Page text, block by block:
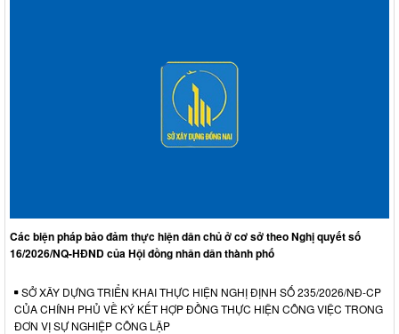
Các biện pháp bảo đảm thực hiện dân chủ ở cơ sở theo Nghị quyết số
16/2026/NQ-HĐND của Hội đồng nhân dân thành phố
SỞ XÂY DỰNG TRIỂN KHAI THỰC HIỆN NGHỊ ĐỊNH SỐ 235/2026/NĐ-CP
CỦA CHÍNH PHỦ VỀ KÝ KẾT HỢP ĐỒNG THỰC HIỆN CÔNG VIỆC TRONG
ĐƠN VỊ SỰ NGHIỆP CÔNG LẬP